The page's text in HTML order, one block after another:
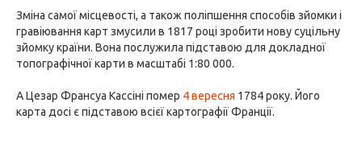
Зміна самої місцевості, а також поліпшення способів зйомки і
гравіювання карт змусили в 1817 році зробити нову суцільну
зйомку країни. Вона послужила підставою для докладної
топографічної карти в масштабі 1:80 000.
А Цезар Франсуа Кассіні помер 4 вересня 1784 року. Його
карта досі є підставою всієї картографії Франції.